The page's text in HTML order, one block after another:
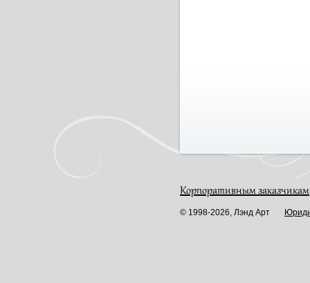
Корпоративным заказчикам
© 1998-2026, Лэнд Арт